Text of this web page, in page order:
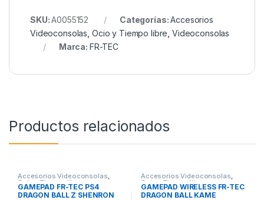
SKU:A0055152 Categorías:Accesorios
Videoconsolas Ocio y Tiempo libre Videoconsolas
Marca: FR-TEC
Productos relacionados
Accesorios Videoconsolas,
Ocio y Tiempo libre,
Videoconsolas
GAMEPAD FR-TEC PS4
DRAGON BALL Z SHENRON
Accesorios Videoconsolas,
Ocio y Tiempo libre,
Videoconsolas
GAMEPAD WIRELESS FR-TEC
DRAGON BALL KAME